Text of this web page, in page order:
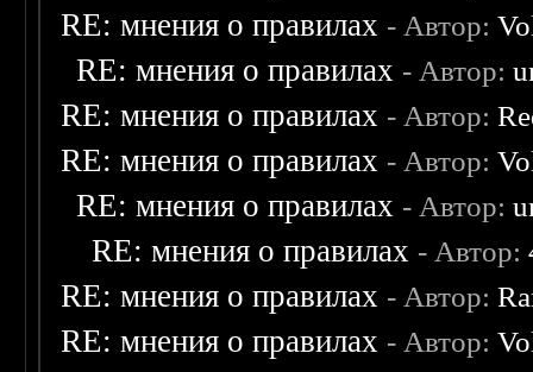
RE: мнения о правилах - Автор:
RE: мнения о правилах - Автор:
RE: мнения о правилах - Автор:
RE: мнения о правилах - Автор:
RE: мнения о правилах - Автор:
RE: мнения о правилах - Автор:
RE: мнения о правилах - Автор:
RE: мнения о правилах - Автор: